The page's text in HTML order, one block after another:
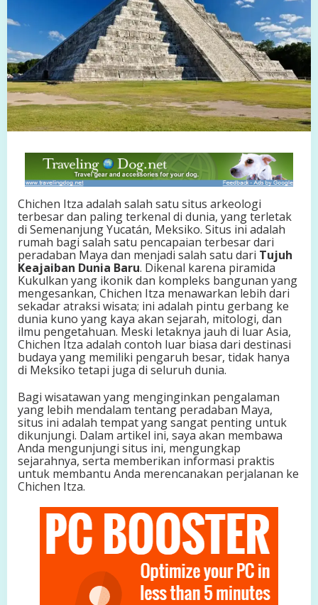
k
s
i
k
o
:
S
i
t
u
A
r
k
e
o
l
o
g
i
M
a
y
a
y
a
n
g
T
e
r
k
e
n
a
l
Chichen Itza adalah salah satu situs arkeologi
terbesar dan paling terkenal di dunia, yang terletak
di Semenanjung Yucatán, Meksiko. Situs ini adalah
rumah bagi salah satu pencapaian terbesar dari
peradaban Maya dan menjadi salah satu dari Tujuh
Keajaiban Dunia Baru. Dikenal karena piramida
Kukulkan yang ikonik dan kompleks bangunan yang
mengesankan, Chichen Itza menawarkan lebih dari
sekadar atraksi wisata; ini adalah pintu gerbang ke
dunia kuno yang kaya akan sejarah, mitologi, dan
ilmu pengetahuan. Meski letaknya jauh di luar Asia,
Chichen Itza adalah contoh luar biasa dari destinasi
budaya yang memiliki pengaruh besar, tidak hanya
di Meksiko tetapi juga di seluruh dunia.
Bagi wisatawan yang menginginkan pengalaman
yang lebih mendalam tentang peradaban Maya,
situs ini adalah tempat yang sangat penting untuk
dikunjungi. Dalam artikel ini, saya akan membawa
Anda mengunjungi situs ini, mengungkap
sejarahnya, serta memberikan informasi praktis
untuk membantu Anda merencanakan perjalanan ke
Chichen Itza.